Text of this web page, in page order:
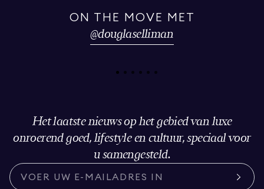
ON THE MOVE MET
@douglaselliman
Het laatste nieuws op het gebied van luxe
onroerend goed, lifestyle en cultuur, speciaal voor
u samengesteld.